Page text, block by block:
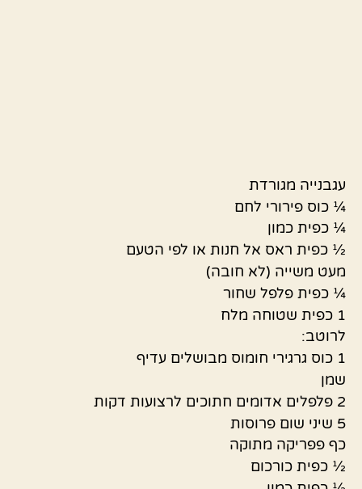
עגבנייה מגורדת
¼ כוס פירורי לחם
¼ כפית כמון
½ כפית ראס אל חנות או לפי הטעם
מעט משייה (לא חובה)
¼ כפית פלפל שחור
1 כפית שטוחה מלח
לרוטב:
1 כוס גרגירי חומוס מבושלים עדיף
שמן
2 פלפלים אדומים חתוכים לרצועות דקות
5 שיני שום פרוסות
כף פפריקה מתוקה
½ כפית כורכום